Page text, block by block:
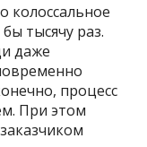
колоссальное
тысячу раз.
даже
процесс
При этом